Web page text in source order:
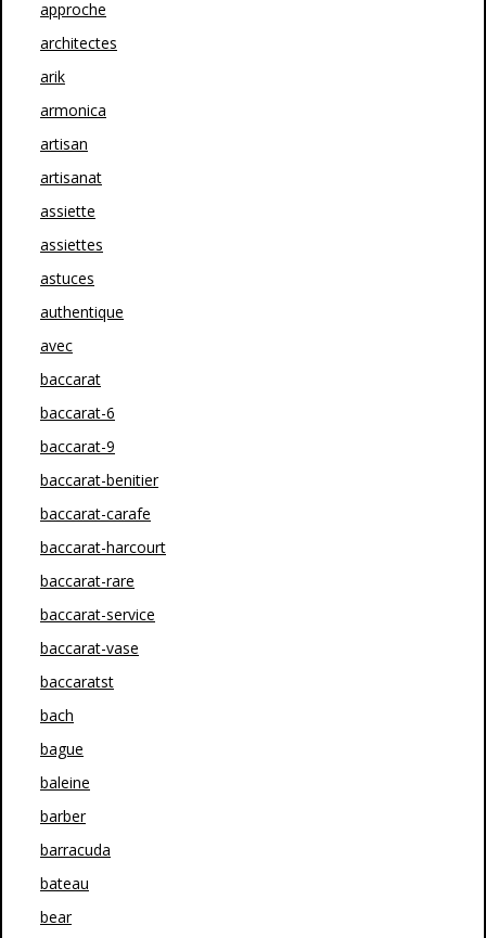
approche
architectes
arik
armonica
artisan
artisanat
assiette
assiettes
astuces
authentique
avec
baccarat
baccarat-6
baccarat-9
baccarat-benitier
baccarat-carafe
baccarat-harcourt
baccarat-rare
baccarat-service
baccarat-vase
baccaratst
bach
bague
baleine
barber
barracuda
bateau
bear